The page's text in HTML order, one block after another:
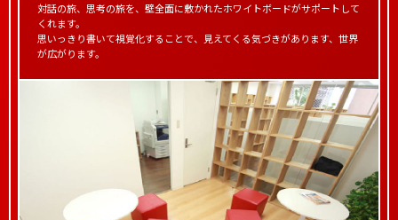
対話の旅、思考の旅を、 壁全面に敷かれたホワイトボードがサポートして
くれます。
思いっきり書いて視覚化することで、
見えてくる気づきがあります、世界
が広がります。